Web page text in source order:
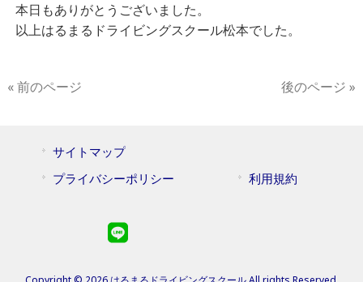
本日もありがとうございました。
以上はるまるドライビングスクール松本でした。
« 前のページ 後のページ »
サイトマップ
プライバシーポリシー
利用規約